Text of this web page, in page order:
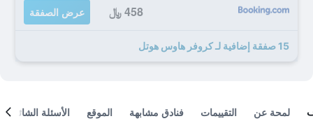
458 ﷼ عرض الصفقة
15 صفقة إضافية لـ كروفر هاوس هوتل
لمحة عن التقييمات فنادق مشابهة الموقع الأسئلة الشائعة